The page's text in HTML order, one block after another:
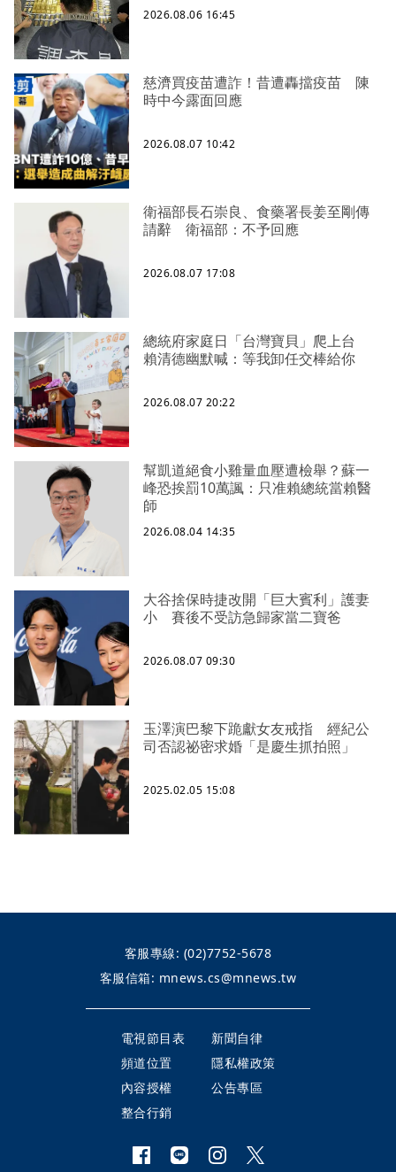
2026.08.06 16:45
慈濟買疫苗遭詐！昔遭轟擋疫苗 陳
時中今露面回應
2026.08.07 10:42
衛福部長石崇良、食藥署長姜至剛傳
請辭 衛福部：不予回應
2026.08.07 17:08
總統府家庭日「台灣寶貝」爬上台
賴清德幽默喊：等我卸任交棒給你
2026.08.07 20:22
幫凱道絕食小雞量血壓遭檢舉？蘇一
峰恐挨罰10萬諷：只准賴總統當賴醫
師
2026.08.04 14:35
大谷捨保時捷改開「巨大賓利」護妻
小 賽後不受訪急歸家當二寶爸
2026.08.07 09:30
玉澤演巴黎下跪獻女友戒指 經紀公
司否認祕密求婚「是慶生抓拍照」
2025.02.05 15:08
客服專線: (02)7752-5678
客服信箱: mnews.cs@mnews.tw
電視節目表
新聞自律
頻道位置
隱私權政策
內容授權
公告專區
整合行銷